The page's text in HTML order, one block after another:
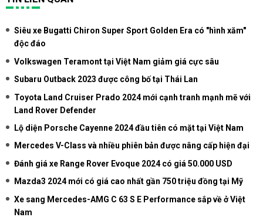
Siêu xe Bugatti Chiron Super Sport Golden Era có "hình xăm"
độc đáo
Volkswagen Teramont tại Việt Nam giảm giá cực sâu
Subaru Outback 2023 được công bố tại Thái Lan
Toyota Land Cruiser Prado 2024 mới cạnh tranh mạnh mẽ với
Land Rover Defender
Lộ diện Porsche Cayenne 2024 đầu tiên có mặt tại Việt Nam
Mercedes V-Class và nhiều phiên bản được nâng cấp hiện đại
Đánh giá xe Range Rover Evoque 2024 có giá 50.000 USD
Mazda3 2024 mới có giá cao nhất gần 750 triệu đồng tại Mỹ
Xe sang Mercedes-AMG C 63 S E Performance sắp về ở Việt
Nam